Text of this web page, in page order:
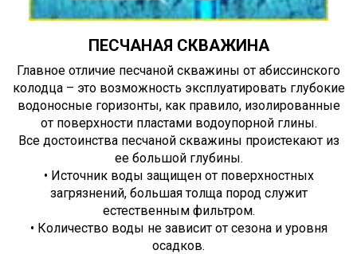
ПЕСЧАНАЯ СКВАЖИНА
Главное отличие песчаной скважины от абиссинского
колодца – это возможность эксплуатировать глубокие
водоносные горизонты, как правило, изолированные
от поверхности пластами водоупорной глины.
Все достоинства песчаной скважины проистекают из
ее большой глубины.
• Источник воды защищен от поверхностных
загрязнений, большая толща пород служит
естественным фильтром.
• Количество воды не зависит от сезона и уровня
осадков.